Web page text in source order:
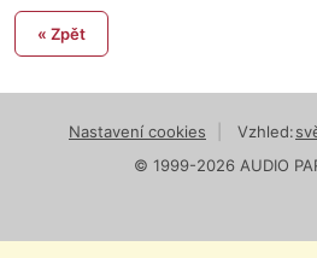
« Zpět
Nastavení cookies Vzhled:
© 1999-2026 AUDIO